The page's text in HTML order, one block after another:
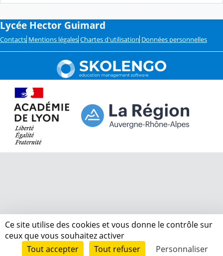
Lycée Hector Guimard
Contacts Mentions légales Chartes d'utilisation Données personnelles
Ce site utilise des cookies et vous donne le contrôle sur
ceux que vous souhaitez activer
Tout accepter
Tout refuser Personnaliser